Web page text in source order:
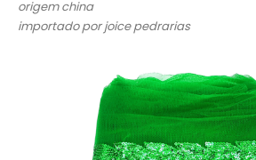
origem china
importado por joice pedrarias